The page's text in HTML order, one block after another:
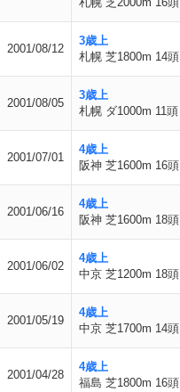
2001/08/12
3歳上
札幌 芝1800m 14頭
2001/08/05
3歳上
札幌 ダ1000m 11頭
2001/07/01
4歳上
阪神 芝1600m 16頭
2001/06/16
4歳上
阪神 芝1600m 18頭
2001/06/02
4歳上
中京 芝1200m 18頭
2001/05/19
4歳上
中京 芝1700m 14頭
2001/04/28
4歳上
福島 芝1800m 16頭